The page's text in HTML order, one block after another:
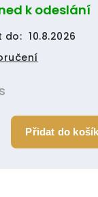
Přidat do
k odeslání
do: 10.8.2026